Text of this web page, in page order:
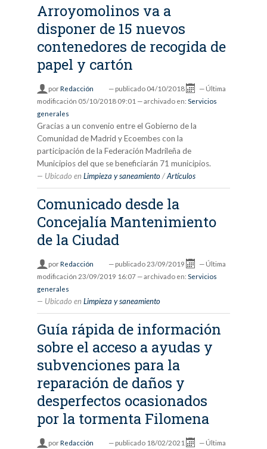
Arroyomolinos va a
disponer de 15 nuevos
contenedores de recogida de
papel y cartón
porRedacción — publicado 04/10/2018 — Última
modificación 05/10/2018 09:01 — archivado en: Servicios
generales
Gracias a un convenio entre el Gobierno de la
Comunidad de Madrid y Ecoembes con la
participación de la Federación Madrileña de
Municipios del que se beneficiarán 71 municipios.
Ubicado en Limpieza y saneamiento /Artículos
Comunicado desde la
Concejalía Mantenimiento
de la Ciudad
porRedacción — publicado 23/09/2019 — Última
modificación 23/09/2019 16:07 — archivado en: Servicios
generales
Ubicado en Limpieza y saneamiento
Guía rápida de información
sobre el acceso a ayudas y
subvenciones para la
reparación de daños y
desperfectos ocasionados
por la tormenta Filomena
porRedacción — publicado 18/02/2021 — Última